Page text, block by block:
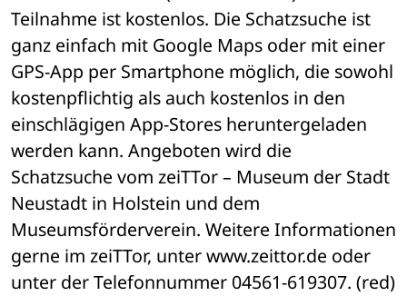
Teilnahme ist kostenlos. Die Schatzsuche ist
ganz einfach mit Google Maps oder mit einer
GPS-App per Smartphone möglich, die sowohl
kostenpflichtig als auch kostenlos in den
einschlägigen App-Stores heruntergeladen
werden kann. Angeboten wird die
Schatzsuche vom zeiTTor – Museum der Stadt
Neustadt in Holstein und dem
Museumsförderverein. Weitere Informationen
gerne im zeiTTor, unter www.zeittor.de oder
unter der Telefonnummer 04561-619307. (red)